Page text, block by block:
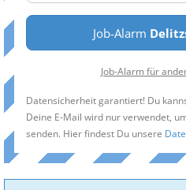
Job-Alarm
Job-Alarm für
Datensicherheit garantiert! Du
Deine E-Mail wird nur verwendet,
senden. Hier findest Du unsere